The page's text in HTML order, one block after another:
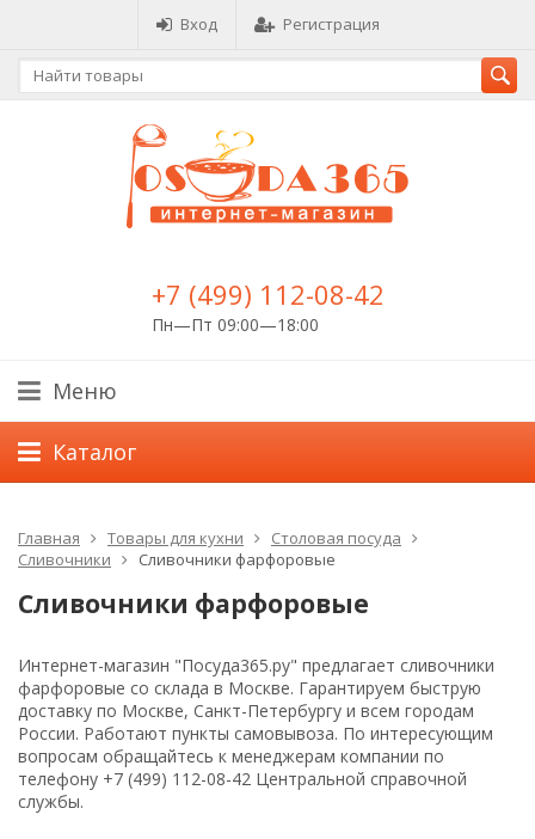
Вход Регистрация
+7 (499) 112-08-42
Пн—Пт 09:00—18:00
Меню
Каталог
Главная Товары для кухни
Столовая посуда
Сливочники
Сливочники фарфоровые
Сливочники фарфоровые
Интернет-магазин "Посуда365.ру" предлагает сливочники
фарфоровые со склада в Москве. Гарантируем быструю
доставку по Москве, Санкт-Петербургу и всем городам
России. Работают пункты самовывоза. По интересующим
вопросам обращайтесь к менеджерам компании по
телефону +7 (499) 112-08-42 Центральной справочной
службы.